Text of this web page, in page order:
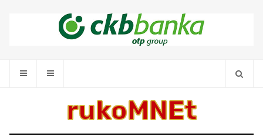
rukoMNEt